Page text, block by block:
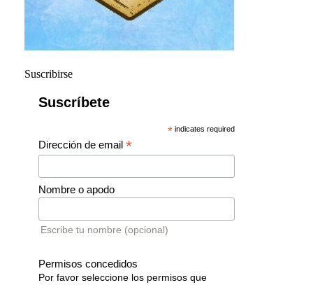
Suscribirse
Suscríbete
* indicates required
Dirección de email *
Nombre o apodo
Escribe tu nombre (opcional)
Permisos concedidos
Por favor seleccione los permisos que